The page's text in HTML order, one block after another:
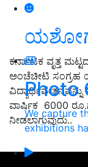
Photo
We capture
exhibitions
ಕರ್ನಾಟಕ ವೃತ್ತ
ಅಂಚೆಚೀಟಿ
ವಿದ್ಯಾರ್ಥಿವೇತನವನ್ನು
ವಾರ್ಷಿಕ 6000
ನೀಡಲಾಗುವುದು..